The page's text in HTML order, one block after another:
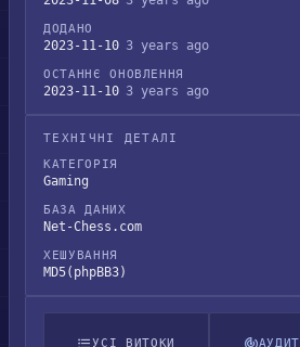
ДОДАНО
2023-11-10 3 years ago
ОСТАННЄ ОНОВЛЕННЯ
2023-11-10 3 years ago
ТЕХНІЧНІ ДЕТАЛІ
КАТЕГОРІЯ
Gaming
БАЗА ДАНИХ
Net-Chess.com
ХЕШУВАННЯ
MD5(phpBB3)
УСІ ВИТОКИ